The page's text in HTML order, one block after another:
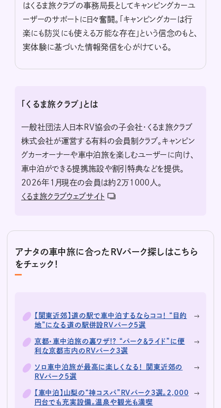
はくるま旅クラブの事務局長としてキャンピングカーユ
ーザーのサポートに日々奮闘。「キャンピングカーは行
楽にも防災にも使える万能な存在」という信念のもと、
実体験に基づいた情報発信を心がけている。
「くるま旅クラブ」とは
一般社団法人日本RV協会の子会社・くるま旅クラブ
株式会社が運営する有料の会員制クラブ。キャンピン
グカーオーナーや車中泊旅を楽しむユーザーに向け、
車中泊ができる提携施設や割引特典などを提供。
2026年1月現在の会員は約2万1000人。
くるま旅クラブウェブサイト
アナタの車中旅に合ったRVパーク探しはこちら
をチェック！
【関東近郊】道の駅で車中泊するならココ！ “目的
地”になる道の駅併設RVパーク5選
京都・車中泊旅の裏ワザ!? “パーク＆ライド”に便
利な京都市内のRVパーク3選
ソロ車中泊旅が最高に楽しくなる！ 関東近郊の
RVパーク5選
【車中泊】山梨の“神コスパ”RVパーク3選。2,000
円台でも充実設備。温泉や観光も満喫